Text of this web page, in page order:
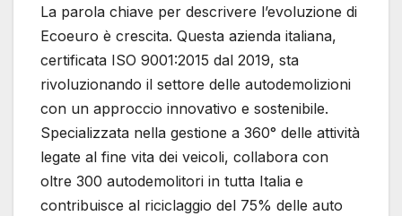
La parola chiave per descrivere l’evoluzione di
Ecoeuro è crescita. Questa azienda italiana,
certificata ISO 9001:2015 dal 2019, sta
rivoluzionando il settore delle autodemolizioni
con un approccio innovativo e sostenibile.
Specializzata nella gestione a 360° delle attività
legate al fine vita dei veicoli, collabora con
oltre 300 autodemolitori in tutta Italia e
contribuisce al riciclaggio del 75% delle auto